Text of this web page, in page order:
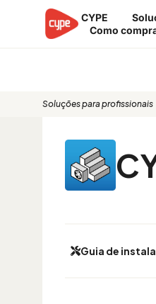
CYPE
Como
Soluções para profissionais
Guia de